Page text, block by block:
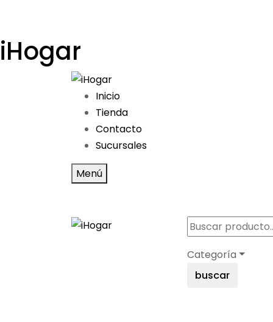
iHogar
Inicio
Tienda
Contacto
Sucursales
Menú
Categoría
buscar